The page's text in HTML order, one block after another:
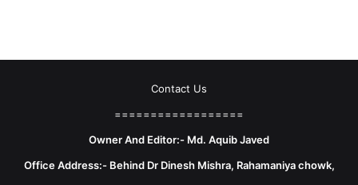
Contact Us
==================
Owner And Editor:- Md. Aquib Javed
Office Address:- Behind Dr Dinesh Mishra, Rahamaniya chowk,